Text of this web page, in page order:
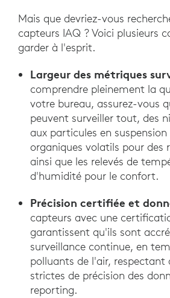
Mais que devriez-vous
capteurs IAQ ? Voici plusieurs
garder à l'esprit.
Largeur des métriques
comprendre pleinement la
votre bureau, assurez-vous
peuvent surveiller tout, des
aux particules en
organiques volatils pour des
ainsi que les relevés de
d'humidité pour le confort.
Précision certifiée et
capteurs avec une
garantissent qu'ils sont
surveillance continue, en
polluants de l'air, respectant
strictes de précision des
reporting.